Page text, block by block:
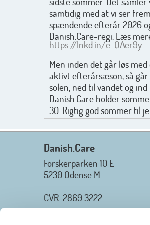
samtidig med at vi ser
spændende efterår 2026
Danish.Care-regi. Læs
https://lnkd.in/e-QAer9y
Men inden det går løs
aktivt efterårsæson, så
solen, ned til vandet og
Danish.Care holder
30. Rigtig god sommer til
Anders, Helle og Malthe
Danish.Care
Forskerparken 10 E
5230 Odense M
CVR: 2869 3222
_________________